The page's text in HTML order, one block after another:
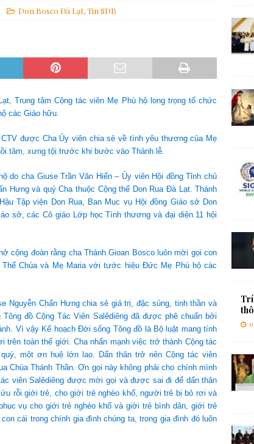
HỘI
“Suy Nghĩ Theo Thánh ý Của Thiên
Don Bosco Đà Lạt,Tin SDB
Trung tâm Cộng tác viên Mẹ Phù hộ long trọng tổ chức
các Giáo hữu.
được Cha Ủy viên chia sẻ về tình yêu thương của Mẹ
tâm, xưng tội trước khi bước vào Thánh lễ.
do cha Giuse Trần Văn Hiển – Ủy viên Hội đồng Tỉnh chủ
Hưng và quý Cha thuộc Cộng thể Don Rua Đà Lạt. Thánh
Tập viện Don Rua, Ban Mục vụ Hội đồng Giáo sở Don
sở, các Cô giáo Lớp học Tình thương và đại diện 11 hội
cộng đoàn rằng cha Thánh Gioan Bosco luôn mời gọi con
Chúa và Mẹ Maria với tước hiệu Đức Mẹ Phù hộ các
Nguyễn Chấn Hưng chia sẻ giá trị, đặc sủng, tinh thần và
đồ Cộng Tác Viên Salêdiêng đã được phê chuẩn bởi
Vì vậy Kế hoạch Đời sống Tông đồ là Bộ luật mang tính
trên toàn thế giới. Cha nhấn mạnh việc trở thành Cộng tác
một ơn huệ lớn lao. Dấn thân trở nên Cộng tác viên
Chúa Thánh Thần. Ơn gọi này không phải cho chính mình
viên Salêdiêng được mời gọi và được sai đi để dấn thân
rỗi giới trẻ, cho giới trẻ nghèo khổ, người trẻ bị bỏ rơi và
vụ cho giới trẻ nghèo khổ và giới trẻ bình dân, giới trẻ
cái trong chính gia đình chúng ta, trong gia đình đó luôn
Trí